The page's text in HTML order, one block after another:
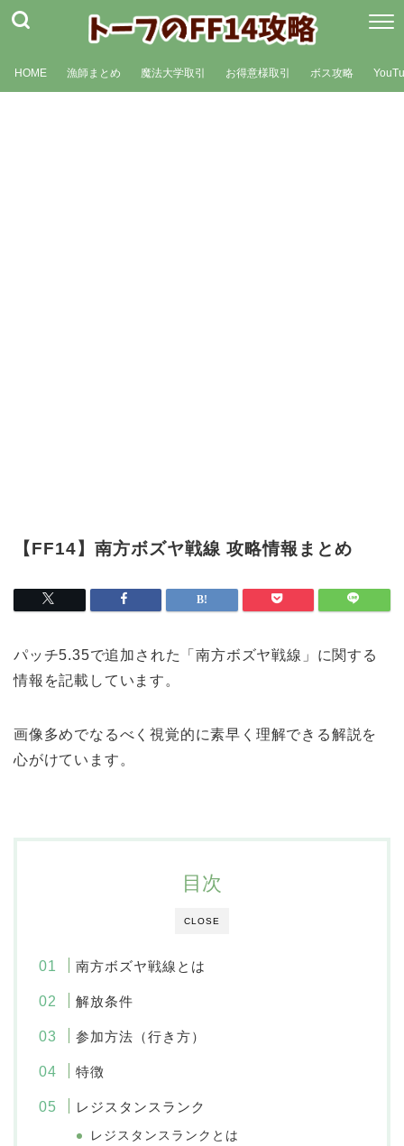
HOME 漁師まとめ 魔法大学取引 お得意様取引 ボス攻略
【FF14】南方ボズヤ戦線 攻略情報まとめ
パッチ5.35で追加された「南方ボズヤ戦線」に関する
情報を記載しています。
画像多めでなるべく視覚的に素早く理解できる解説を
心がけています。
CLOSE
目次
南方ボズヤ戦線とは
解放条件
参加方法（行き方）
特徴
レジスタンスランク
レジスタンスランクとは